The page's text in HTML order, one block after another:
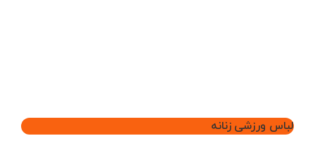
لباس ورزشی زنانه